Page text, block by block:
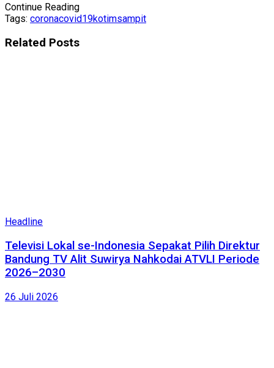
Continue Reading
Tags: coronacovid19kotimsampit
Related Posts
Headline
Televisi Lokal se-Indonesia Sepakat Pilih Direktur
Bandung TV Alit Suwirya Nahkodai ATVLI Periode
2026–2030
26 Juli 2026